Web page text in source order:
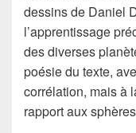
dessins de Daniel
l’apprentissage
des diverses
poésie du texte,
corrélation, mais à
rapport aux